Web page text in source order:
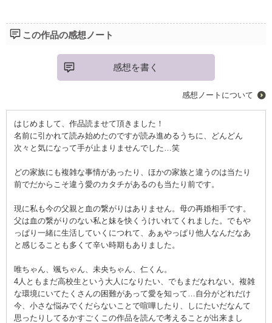
この作品の感想ノート
感想を書く
感想ノートについて
はじめまして、作品読ませて頂きました！
名前に引かれて読み始めたのですが読み進めるうちに、どんどん
次々と気になって手が止まりませんでした…笑
どの家族にも複雑な事情があったり、ほかの家族と違うのは当たり
前でだからこそ違う愛のカタチがあるのも当たり前です。
現に私も今の父親と血の繋がりはありません。母の再婚相手です。
父は血の繋がりのない私と妹を快くうけいれてくれました。でもや
っぱり一緒に生活していくにつれて、あぁやっぱり他人なんだなあ
と感じることも多くて辛い時期もありました。
唯ちゃん、颯ちゃん、未央ちゃん、仁くん。
4人ともまだ高校生という大人になりたい、でもまだなれない。複雑
な環境にいてたくさんの困難があって愛を知って…自分がどれだけ
今、小さな悩みでくだらないことで喧嘩したり、しにたいだなんて
思ったりしてるかすごくこの作品を読んで考えることが出来まし